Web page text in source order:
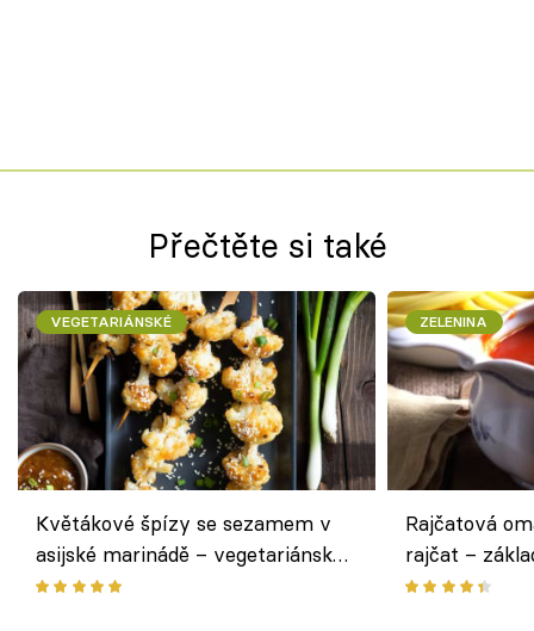
Přečtěte si také
VEGETARIÁNSKÉ
Květákové špízy se sezamem v
asijské marinádě – vegetariánská
chuťovka z grilu
ZELENINA
Rajčatová
rajčat –